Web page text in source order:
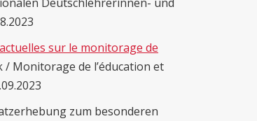
sur le monitorage de
Monitorage de l’éducation et
zum besonderen